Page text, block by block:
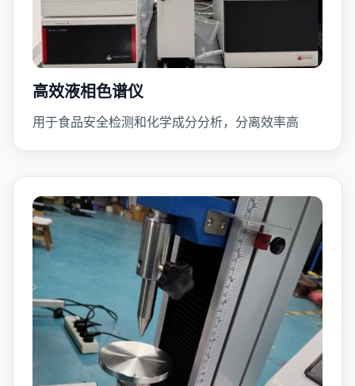
高效液相色谱仪
用于食品安全检测和化学成分分析，分离效率高